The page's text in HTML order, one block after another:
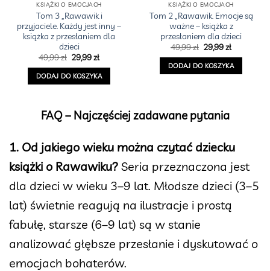
KSIĄŻKI O EMOCJACH
Tom 3 „Rawawik i
przyjaciele. Każdy jest inny –
książka z przesłaniem dla
dzieci
49,99zł Pierwotna
cena
wynosiła:
49,99 zł.
29,99złAktualna
wynosi:
29,99 zł.
DODAJ DO KOSZYKA
KSIĄŻKI O EMOCJACH
Tom 2 „Rawawik. Emocje są
ważne – książka z
przesłaniem dla dzieci
49,99zł Pierwotna
cena
wynosiła:
49,99 zł.
29,99złAktualna
wynosi:
29,99 zł.
DODAJ DO KOSZYKA
FAQ – Najczęściej zadawane pytania
1. Od jakiego wieku można czytać dziecku
książki o Rawawiku? Seria przeznaczona jest
dla dzieci w wieku 3–9 lat. Młodsze dzieci (3–5
lat) świetnie reagują na ilustracje i prostą
fabułę, starsze (6–9 lat) są w stanie
analizować głębsze przesłanie i dyskutować o
emocjach bohaterów.